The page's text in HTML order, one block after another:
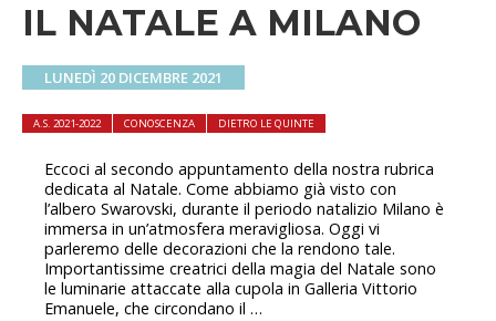
IL NATALE A MILANO
LUNEDÌ 20 DICEMBRE 2021
A.S. 2021-2022 CONOSCENZA DIETRO LE QUINTE
Eccoci al secondo appuntamento della nostra rubrica
dedicata al Natale. Come abbiamo già visto con
l’albero Swarovski, durante il periodo natalizio Milano è
immersa in un’atmosfera meravigliosa. Oggi vi
parleremo delle decorazioni che la rendono tale.
Importantissime creatrici della magia del Natale sono
le luminarie attaccate alla cupola in Galleria Vittorio
Emanuele, che circondano il …